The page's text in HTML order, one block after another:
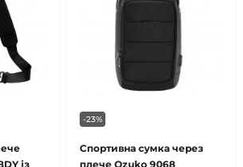
із
-23%
Спортивна сумка через
плече Ozuko 9068